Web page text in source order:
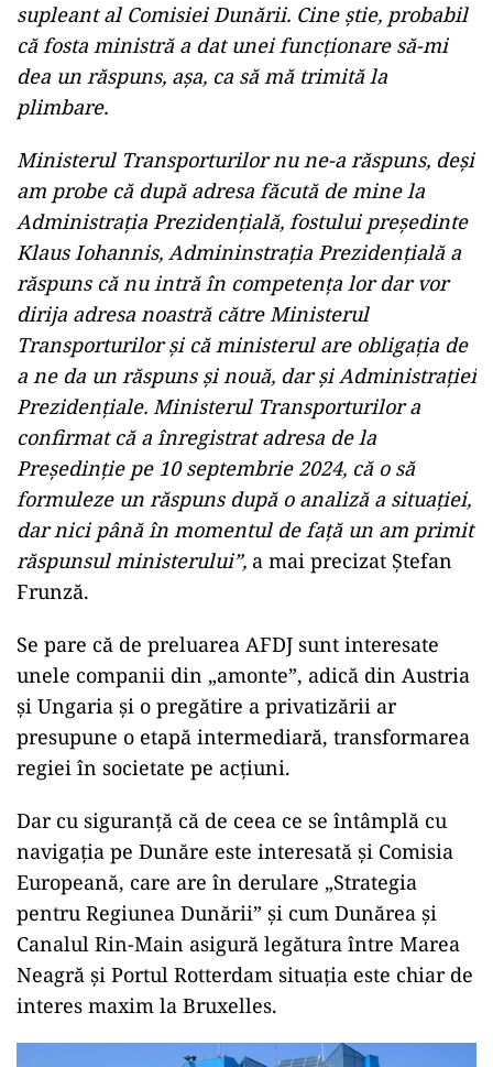
supleant al Comisiei Dunării. Cine știe, probabil
că fosta ministră a dat unei funcționare să-mi
dea un răspuns, așa, ca să mă trimită la
plimbare.
Ministerul Transporturilor nu ne-a răspuns, deși
am probe că după adresa făcută de mine la
Administrația Prezidențială, fostului președinte
Klaus Iohannis, Admininstrația Prezidențială a
răspuns că nu intră în competența lor dar vor
dirija adresa noastră către Ministerul
Transporturilor și că ministerul are obligația de
a ne da un răspuns și nouă, dar și Administrației
Prezidențiale. Ministerul Transporturilor a
confirmat că a înregistrat adresa de la
Președinție pe 10 septembrie 2024, că o să
formuleze un răspuns după o analiză a situației,
dar nici până în momentul de față un am primit
răspunsul ministerului”, a mai precizat Ștefan
Frunză.
Se pare că de preluarea AFDJ sunt interesate
unele companii din „amonte”, adică din Austria
și Ungaria și o pregătire a privatizării ar
presupune o etapă intermediară, transformarea
regiei în societate pe acțiuni.
Dar cu siguranță că de ceea ce se întâmplă cu
navigația pe Dunăre este interesată și Comisia
Europeană, care are în derulare „Strategia
pentru Regiunea Dunării” și cum Dunărea și
Canalul Rin-Main asigură legătura între Marea
Neagră și Portul Rotterdam situația este chiar de
interes maxim la Bruxelles.